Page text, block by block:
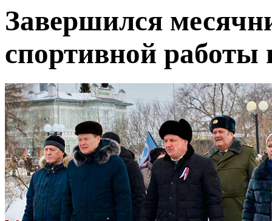
Завершился
спортивной